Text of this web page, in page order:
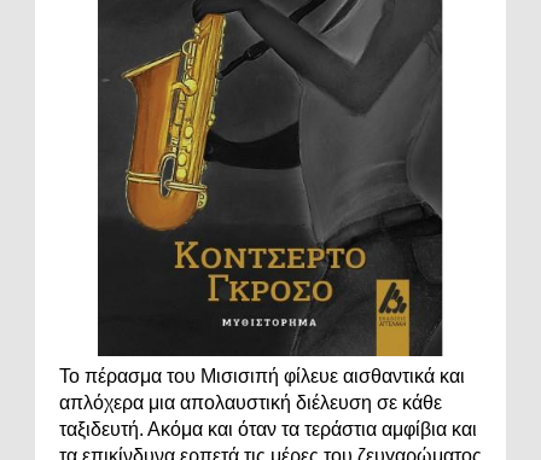
Το πέρασμα του Μισισιπή φίλευε αισθαντικά και
απλόχερα μια απολαυστική διέλευση σε κάθε
ταξιδευτή. Ακόμα και όταν τα τεράστια αμφίβια και